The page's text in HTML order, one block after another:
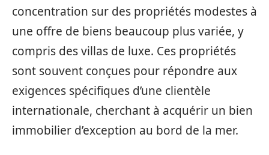
concentration sur des propriétés modestes à
une offre de biens beaucoup plus variée, y
compris des villas de luxe. Ces propriétés
sont souvent conçues pour répondre aux
exigences spécifiques d’une clientèle
internationale, cherchant à acquérir un bien
immobilier d’exception au bord de la mer.